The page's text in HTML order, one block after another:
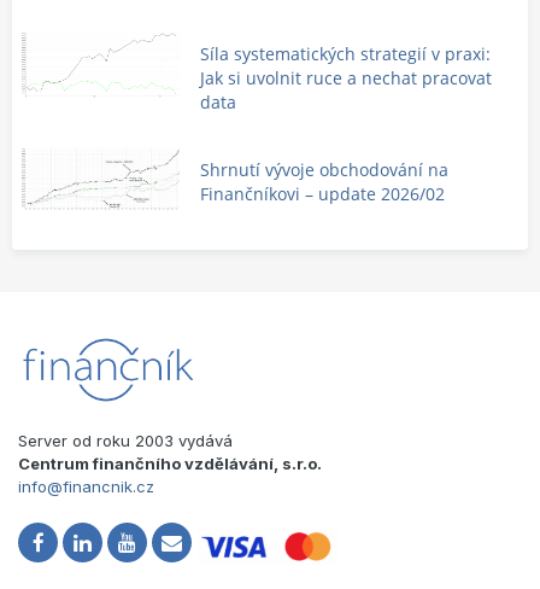
Síla systematických strategií v praxi:
Jak si uvolnit ruce a nechat pracovat
data
Shrnutí vývoje obchodování na
Finančníkovi – update 2026/02
Server od roku 2003 vydává
Centrum finančního vzdělávání, s.r.o.
info@financnik.cz